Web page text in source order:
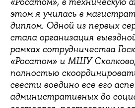
этом я училась в
диплом. Одной из первых
стала организация
рамках сотрудничества
«Росатом» и МШУ
полностью
свести воедино все его
административных до